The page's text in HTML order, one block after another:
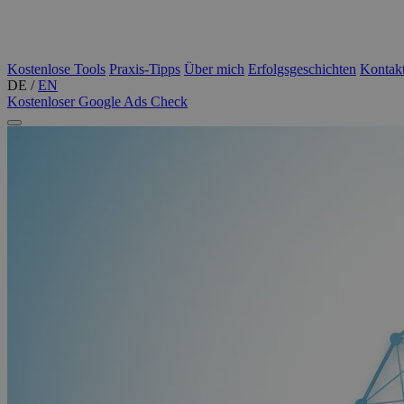
Kostenlose Tools Praxis-Tipps Über mich Erfolgsgeschichten
DE / EN
Kostenloser Google Ads Check